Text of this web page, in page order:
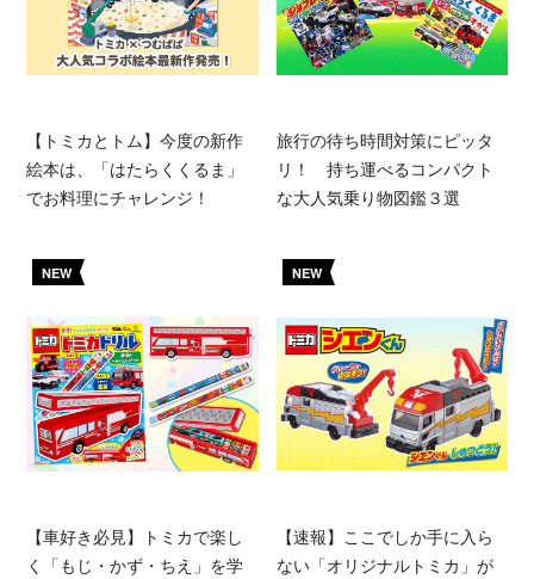
【トミカとトム】今度の新作
絵本は、「はたらくくるま」
でお料理にチャレンジ！
旅行の待ち時間対策にピッタ
リ！ 持ち運べるコンパクト
な大人気乗り物図鑑３選
NEW
【車好き必見】トミカで楽し
く「もじ・かず・ちえ」を学
NEW
【速報】ここでしか手に入ら
ない「オリジナルトミカ」が